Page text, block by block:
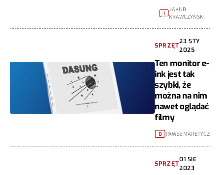
1
JAKUB
KRAWCZYŃSKI
SPRZĘT
23 STY
2025
Ten monitor e-
ink jest tak
szybki, że
można na nim
nawet oglądać
filmy
0 PAWEŁ MARETYCZ
SPRZĘT
01 SIE
2023